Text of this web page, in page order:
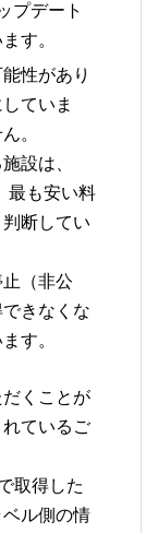
プデート
す。
性があり
ていま
。
設は、
最も安い料
断してい
（非公
きなくな
す。
くことが
ているご
取得した
ル側の情